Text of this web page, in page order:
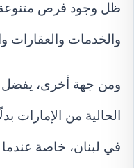
ظل وجود فرص
والخدمات والعقارات
ومن جهة أخرى، يفضل
الحالية من الإمارات
في لبنان، خاصة